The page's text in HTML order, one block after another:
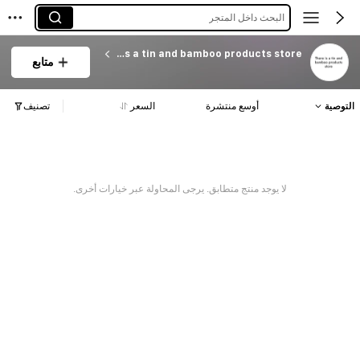
البحث داخل المتجر
There is a tin and bamboo products store
متابع
التوصية أوسع منتشرة السعر تصنيف
لا يوجد منتج متطابق. يرجى المحاولة عبر خيارات أخرى.